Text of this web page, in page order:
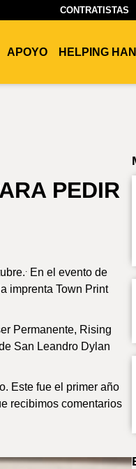
CONTRATISTAS
APOYO HELPING
PEDIR
. En el evento de
imprenta Town Print
Permanente, Rising
San Leandro Dylan
Este fue el primer año
recibimos comentarios